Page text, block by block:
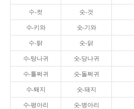
수-컷 숫-것
수-키와 숫-기와
수-탉 숫-닭
수-탕나귀 숫-당나귀
수-톨쩌귀 숫-돌쩌귀
수-퇘지 숫-돼지
수-평아리 숫-병아리